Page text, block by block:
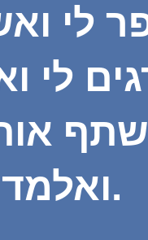
שתף
ואלמד.